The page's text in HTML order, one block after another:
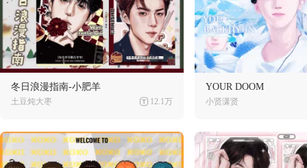
冬日浪漫指南-小肥羊
土豆炖大枣 12.1万
YOUR DOOM
小贤潇贤